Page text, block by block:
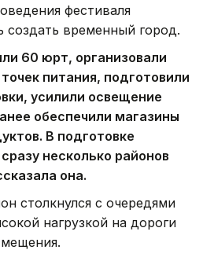
фестиваля
создать временный город.
60 юрт, организовали
питания, подготовили
усилили освещение
обеспечили магазины
В подготовке
несколько районов
она.
столкнулся с очередями
нагрузкой на дороги